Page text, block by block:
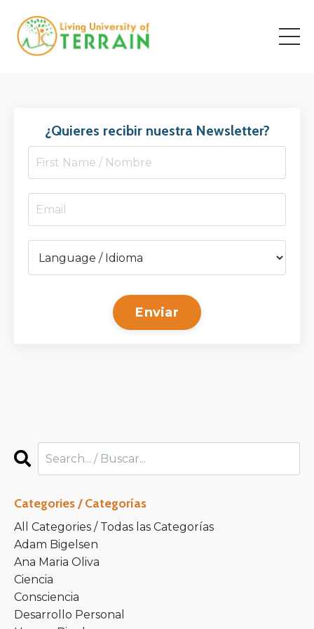
¿Quieres recibir nuestra Newsletter?
Enviar
Categories / Categorías
All Categories / Todas las Categorías
Adam Bigelsen
Ana Maria Oliva
Ciencia
Consciencia
Desarrollo Personal